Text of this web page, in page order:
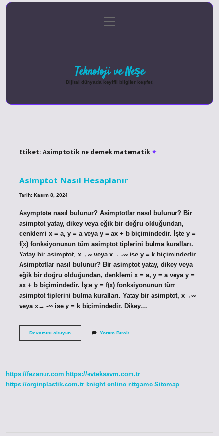
Gizlilik Politikası
menüyü
aç
Teknoloji ve Neşe
Dijital dünyada keyifli bilgiler keşfet!
Etiket: Asimptotik ne demek matematik
Asimptot Nasıl Hesaplanır
Tarih: Kasım 8, 2024
Asymptote nasıl bulunur? Asimptotlar nasıl bulunur? Bir
asimptot yatay, dikey veya eğik bir doğru olduğundan,
denklemi x = a, y = a veya y = ax + b biçimindedir. İşte y =
f(x) fonksiyonunun tüm asimptot tiplerini bulma kuralları.
Yatay bir asimptot, x→∞ veya x→ -∞ ise y = k biçimindedir.
Asimptotlar nasıl bulunur? Bir asimptot yatay, dikey veya
eğik bir doğru olduğundan, denklemi x = a, y = a veya y =
ax + b biçimindedir. İşte y = f(x) fonksiyonunun tüm
asimptot tiplerini bulma kuralları. Yatay bir asimptot, x→∞
veya x→ -∞ ise y = k biçimindedir. Dikey…
Devamını okuyunAsimptot
Yorum Bırak
https://fezanur.com https://evteksavm.com.tr
https://erginplastik.com.tr knight online nttgame Sitemap